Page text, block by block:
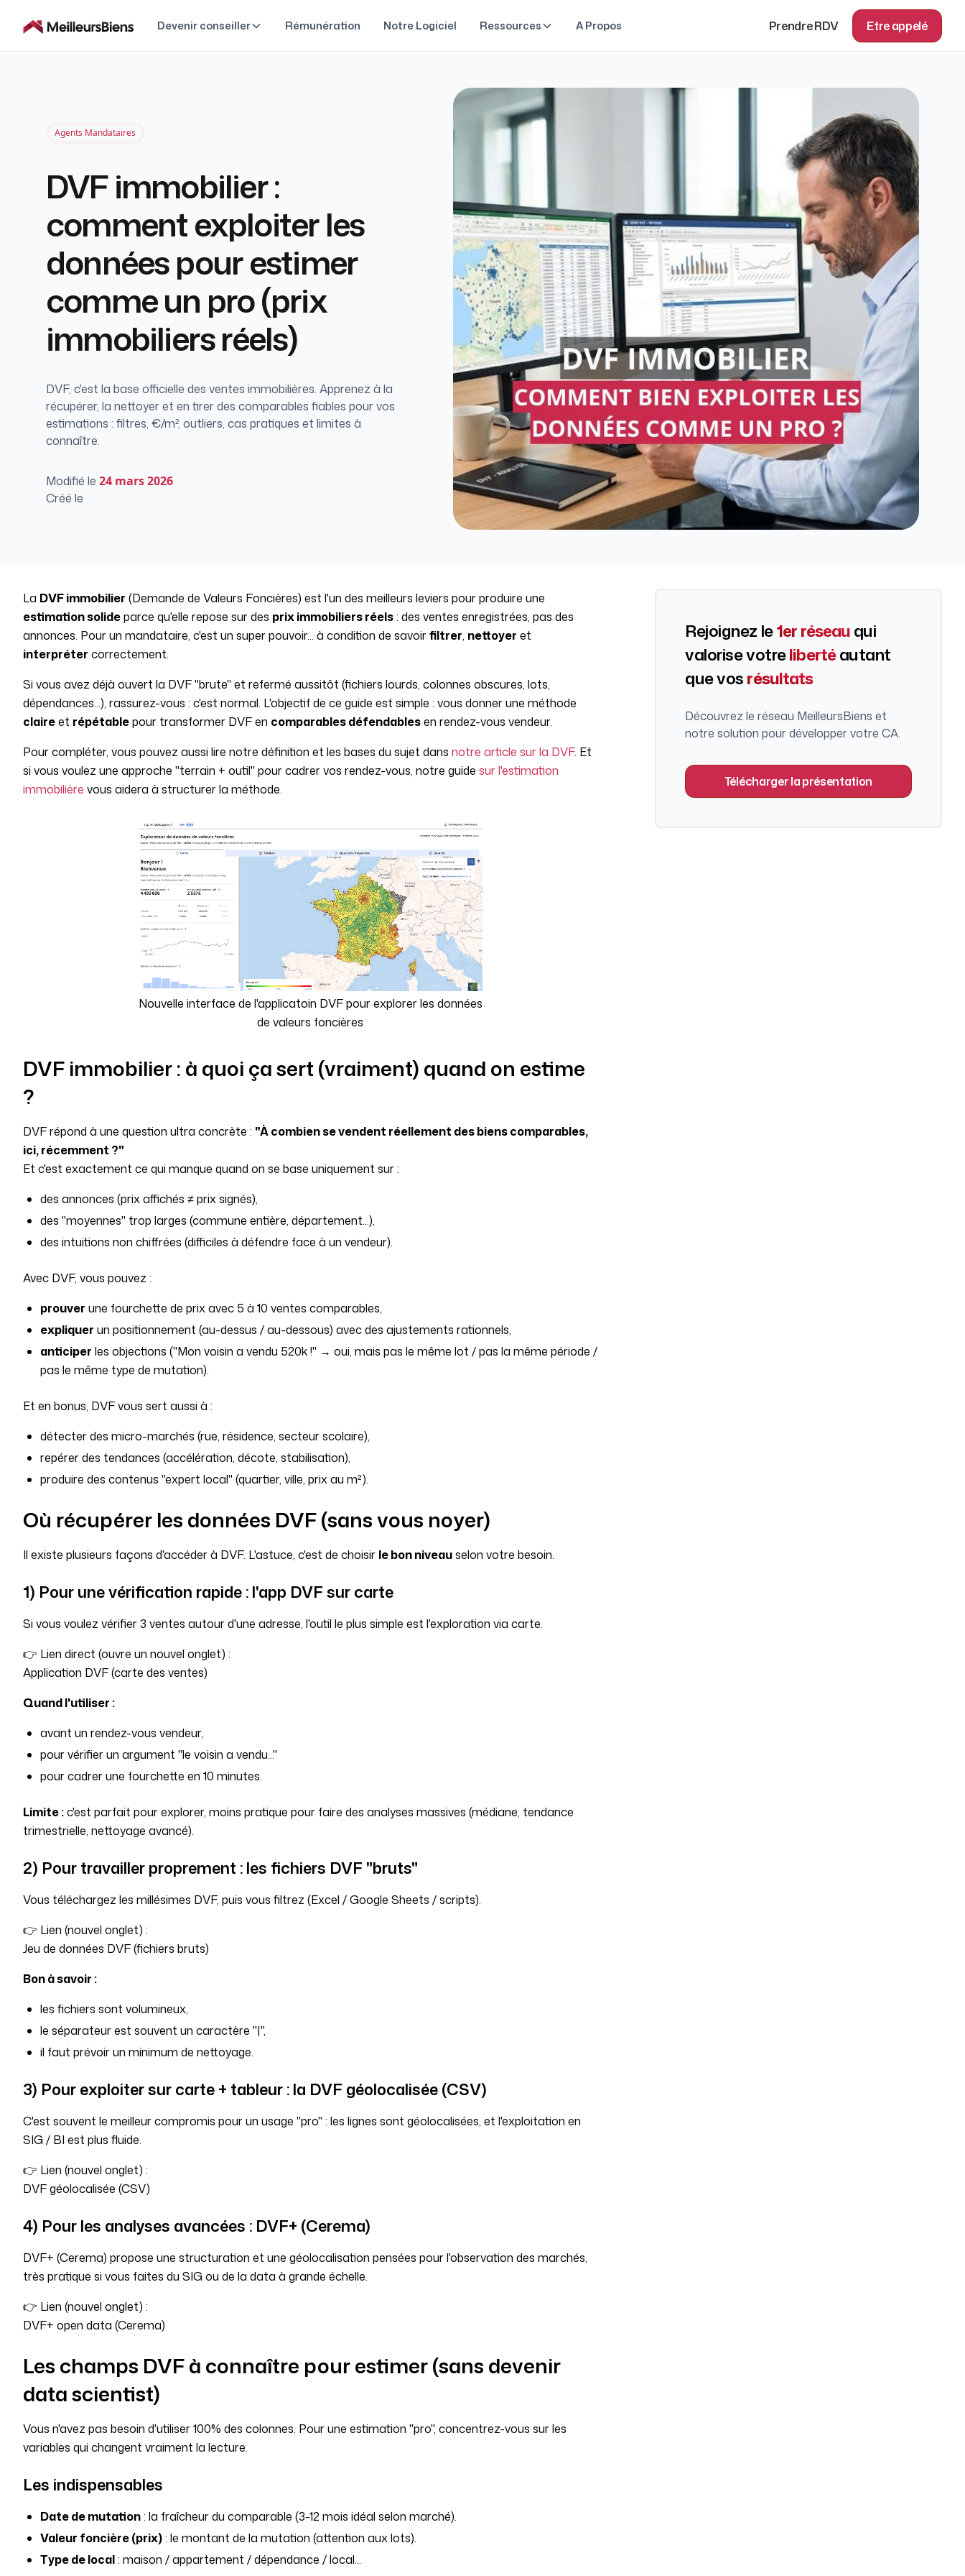
Devenir conseiller Rémunération Notre Logiciel Ressources A Propos Prendre RDV Etre appelé
Agents Mandataires
DVF immobilier :
comment exploiter les
données pour estimer
comme un pro (prix
immobiliers réels)
DVF, c'est la base officielle des ventes immobilières. Apprenez à la
récupérer, la nettoyer et en tirer des comparables fiables pour vos
estimations : filtres, €/m², outliers, cas pratiques et limites à
connaître.
Modifié le 24 mars 2026
Créé le
La DVF immobilier (Demande de Valeurs Foncières) est l'un des meilleurs leviers pour produire une
estimation solideparce qu'elle repose sur des prix immobiliers réels: des ventes enregistrées, pas des
annonces. Pour un mandataire, c'est un super pouvoir... à condition de savoirfiltrer, nettoyer et
interpréter correctement.
Si vous avez déjà ouvert la DVF "brute" et refermé aussitôt (fichiers lourds, colonnes obscures, lots,
dépendances...), rassurez-vous : c'est normal. L'objectif de ce guide est simple : vous donner une méthode
claireet répétablepour transformer DVF en comparables défendablesen rendez-vous vendeur.
Pour compléter, vous pouvez aussi lire notre définition et les bases du sujet dans notre article sur la DVF. Et
si vous voulez une approche "terrain + outil" pour cadrer vos rendez-vous, notre guide sur l'estimation
immobilière vous aidera à structurer la méthode.
Nouvelle interface de l'applicatoin DVF pour explorer les données
de valeurs foncières
DVF immobilier : à quoi ça sert (vraiment) quand on estime
?
DVF répond à une question ultra concrète : "À combien se vendent réellement des biens comparables,
ici, récemment ?"
Et c'est exactement ce qui manque quand on se base uniquement sur :
des annonces (prix affichés ≠ prix signés),
des "moyennes" trop larges (commune entière, département...),
des intuitions non chiffrées (difficiles à défendre face à un vendeur).
Avec DVF, vous pouvez :
prouver une fourchette de prix avec 5 à 10 ventes comparables,
expliquer un positionnement (au-dessus / au-dessous) avec des ajustements rationnels,
anticiper les objections ("Mon voisin a vendu 520k !" → oui, mais pas le même lot / pas la même période /
pas le même type de mutation).
Et en bonus, DVF vous sert aussi à :
détecter des micro-marchés (rue, résidence, secteur scolaire),
repérer des tendances (accélération, décote, stabilisation),
produire des contenus "expert local" (quartier, ville, prix au m²).
Où récupérer les données DVF (sans vous noyer)
Il existe plusieurs façons d'accéder à DVF. L'astuce, c'est de choisir le bon niveauselon votre besoin.
1) Pour une vérification rapide : l'app DVF sur carte
Si vous voulez vérifier 3 ventes autour d'une adresse, l'outil le plus simple est l'exploration via carte.
👉 Lien direct (ouvre un nouvel onglet) :
Application DVF (carte des ventes)
Quand l'utiliser :
avant un rendez-vous vendeur,
pour vérifier un argument "le voisin a vendu..."
pour cadrer une fourchette en 10 minutes.
Limite :c'est parfait pour explorer, moins pratique pour faire des analyses massives (médiane, tendance
trimestrielle, nettoyage avancé).
2) Pour travailler proprement : les fichiers DVF "bruts"
Vous téléchargez les millésimes DVF, puis vous filtrez (Excel / Google Sheets / scripts).
👉 Lien (nouvel onglet) :
Jeu de données DVF (fichiers bruts)
Bon à savoir :
les fichiers sont volumineux,
le séparateur est souvent un caractère "|",
il faut prévoir un minimum de nettoyage.
3) Pour exploiter sur carte + tableur : la DVF géolocalisée (CSV)
C'est souvent le meilleur compromis pour un usage "pro" : les lignes sont géolocalisées, et l'exploitation en
SIG / BI est plus fluide.
👉 Lien (nouvel onglet) :
DVF géolocalisée (CSV)
4) Pour les analyses avancées : DVF+ (Cerema)
DVF+ (Cerema) propose une structuration et une géolocalisation pensées pour l'observation des marchés,
très pratique si vous faites du SIG ou de la data à grande échelle.
👉 Lien (nouvel onglet) :
DVF+ open data (Cerema)
Les champs DVF à connaître pour estimer (sans devenir
data scientist)
Vous n'avez pas besoin d'utiliser 100% des colonnes. Pour une estimation "pro", concentrez-vous sur les
variables qui changent vraiment la lecture.
Les indispensables
Date de mutation: la fraîcheur du comparable (3-12 mois idéal selon marché).
Valeur foncière (prix): le montant de la mutation (attention aux lots).
Type de local: maison / appartement / dépendance / local...
Rejoignez le1er réseauqui
valorise votrelibertéautant
que vosrésultats
Découvrez le réseau MeilleursBiens et
notre solution pour développer votre CA.
Télécharger la présentation